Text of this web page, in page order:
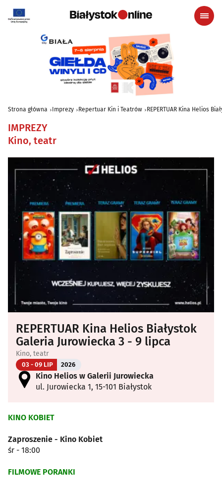
Strona główna Imprezy Repertuar Kin i Teatrów REPERTUAR Kina Helios
IMPREZY
Kino, teatr
REPERTUAR Kina Helios Białystok
Galeria Jurowiecka 3 - 9 lipca
Kino, teatr
03 - 09 LIP 2026
Kino Helios w Galerii Jurowiecka
ul. Jurowiecka 1, 15-101 Białystok
KINO KOBIET
Zaproszenie - Kino Kobiet
śr - 18:00
FILMOWE PORANKI